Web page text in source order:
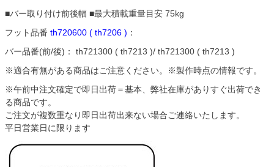
■バー取り付け前後幅 ■最大積載重量目安 75kg
フット品番 th720600 ( th7206 ) ：
バー品番(前/後)： th721300 ( th7213 )/ th721300 ( th7213 )
※適合有無がある商品はご注意ください。※製作時点の情報です。
※午前中注文確定で即日出荷＝基本、弊社在庫がありすぐ出荷でき
る商品です。
ご注文が複数重なり即日出荷出来ない場合ご連絡いたします。
平日営業日に限ります